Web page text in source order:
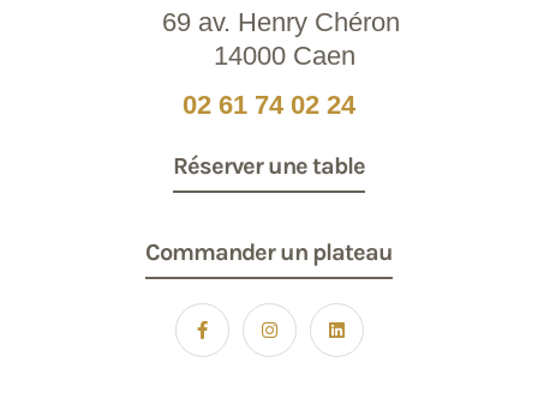
69 av. Henry Chéron
14000 Caen
02 61 74 02 24
Réserver une table
Commander un plateau